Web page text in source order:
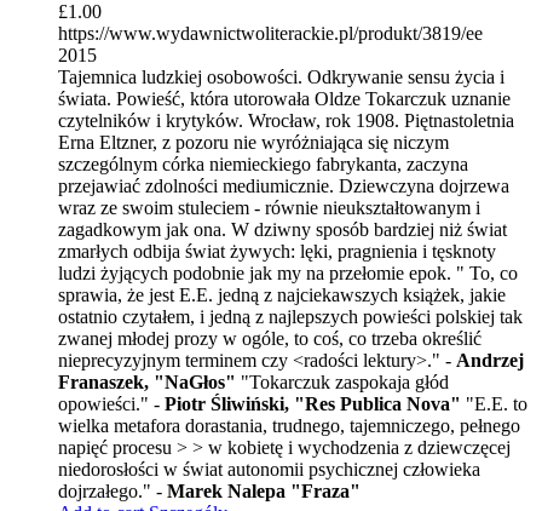
£1.00
https://www.wydawnictwoliterackie.pl/produkt/3819/ee
2015
Tajemnica ludzkiej osobowości. Odkrywanie sensu życia i
świata. Powieść, która utorowała Oldze Tokarczuk uznanie
czytelników i krytyków. Wrocław, rok 1908. Piętnastoletnia
Erna Eltzner, z pozoru nie wyróżniająca się niczym
szczególnym córka niemieckiego fabrykanta, zaczyna
przejawiać zdolności mediumicznie. Dziewczyna dojrzewa
wraz ze swoim stuleciem - równie nieukształtowanym i
zagadkowym jak ona. W dziwny sposób bardziej niż świat
zmarłych odbija świat żywych: lęki, pragnienia i tęsknoty
ludzi żyjących podobnie jak my na przełomie epok. " To, co
sprawia, że jest E.E. jedną z najciekawszych książek, jakie
ostatnio czytałem, i jedną z najlepszych powieści polskiej tak
zwanej młodej prozy w ogóle, to coś, co trzeba określić
nieprecyzyjnym terminem czy <radości lektury>." - Andrzej
Franaszek, "NaGłos" "Tokarczuk zaspokaja głód
opowieści." - Piotr Śliwiński, "Res Publica Nova" "E.E. to
wielka metafora dorastania, trudnego, tajemniczego, pełnego
napięć procesu > > w kobietę i wychodzenia z dziewczęcej
niedorosłości w świat autonomii psychicznej człowieka
dojrzałego." - Marek Nalepa "Fraza"